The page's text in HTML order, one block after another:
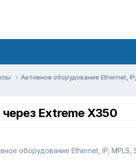
Активное оборудование Ethernet, IP,
Extreme X350
оборудование Ethernet, IP, MPLS,